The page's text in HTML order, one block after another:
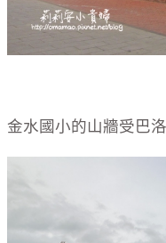
金水國小的山牆受巴